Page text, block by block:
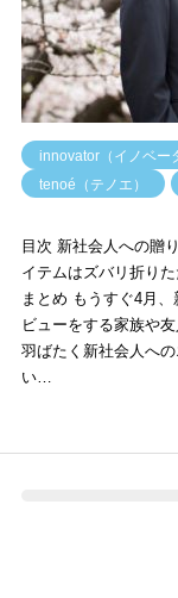
innovator（イノベー
tenoé（テノエ）
目次 新社会人への贈
イテムはズバリ折り
まとめ もうすぐ4月
ビューをする家族や
羽ばたく新社会人へ
い…